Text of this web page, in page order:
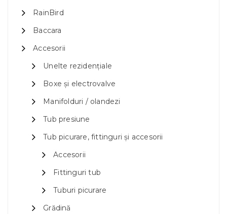
RainBird
Baccara
Accesorii
Unelte rezidențiale
Boxe și electrovalve
Manifolduri / olandezi
Tub presiune
Tub picurare, fittinguri și accesorii
Accesorii
Fittinguri tub
Tuburi picurare
Grădină